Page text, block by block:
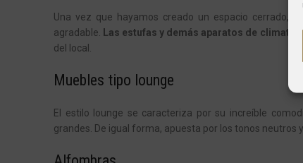
Una vez que hayamos creado un espacio cerrado,
agradable. Las estufas y demás aparatos de
del local.
Muebles tipo lounge
El estilo lounge se caracteriza por su increíble
grandes. De igual forma, apuesta por los tonos